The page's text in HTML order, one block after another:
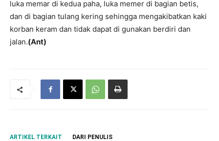
luka memar di kedua paha, luka memer di bagian betis,
dan di bagian tulang kering sehingga mengakibatkan kaki
korban keram dan tidak dapat di gunakan berdiri dan
jalan.(Ant)
ARTIKEL TERKAIT DARI PENULIS